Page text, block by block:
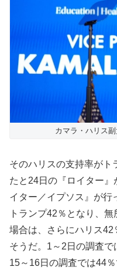
カマラ・ハリス
そのハリスの支持率がト
たと24日の『ロイター』
イター／イプソス』が行
トランプ42％となり、
場合は、さらにハリス42
そうだ。1～2日の調査で
15～16日の調査では44％